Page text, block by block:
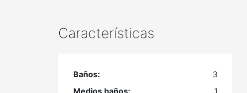
Características
Baños:
3
Medios baños:
1